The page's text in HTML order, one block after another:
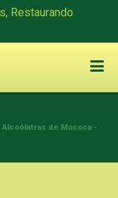
Restaurando
Alcoólatras de Mococa -